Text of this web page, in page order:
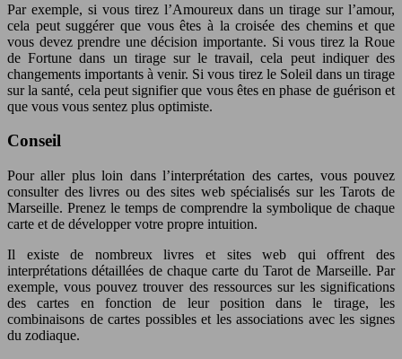
Par exemple, si vous tirez l’Amoureux dans un tirage sur l’amour,
cela peut suggérer que vous êtes à la croisée des chemins et que
vous devez prendre une décision importante. Si vous tirez la Roue
de Fortune dans un tirage sur le travail, cela peut indiquer des
changements importants à venir. Si vous tirez le Soleil dans un tirage
sur la santé, cela peut signifier que vous êtes en phase de guérison et
que vous vous sentez plus optimiste.
Conseil
Pour aller plus loin dans l’interprétation des cartes, vous pouvez
consulter des livres ou des sites web spécialisés sur les Tarots de
Marseille. Prenez le temps de comprendre la symbolique de chaque
carte et de développer votre propre intuition.
Il existe de nombreux livres et sites web qui offrent des
interprétations détaillées de chaque carte du Tarot de Marseille. Par
exemple, vous pouvez trouver des ressources sur les significations
des cartes en fonction de leur position dans le tirage, les
combinaisons de cartes possibles et les associations avec les signes
du zodiaque.